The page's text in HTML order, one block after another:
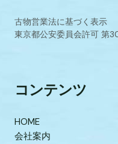
古物営業法に基づく表示
東京都公安委員会許可 第
コンテンツ
HOME
会社案内